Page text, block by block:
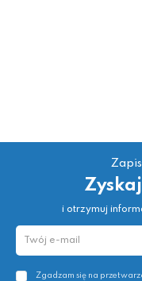
i otrzymuj
Zgadzam się na